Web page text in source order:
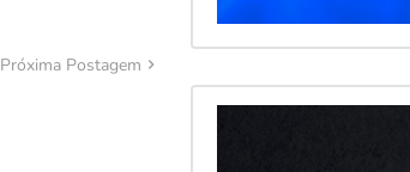
Próxima Postagem